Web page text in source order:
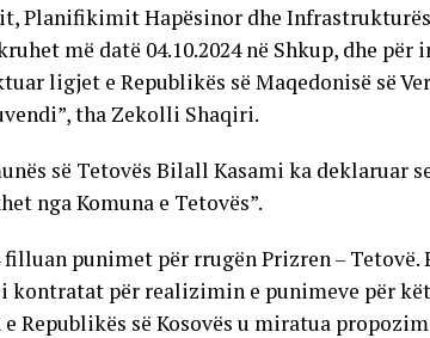
Planifikimit Hapësinor dhe Infrastrukturës
më datë 04.10.2024 në Shkup, dhe
ligjet e Republikës së Maqedonisë së
tha Zekolli Shaqiri.
së Tetovës Bilall Kasami ka deklaruar
nga Komuna e Tetovës”.
filluan punimet për rrugën Prizren – Tetovë.
kontratat për realizimin e punimeve për
e Republikës së Kosovës u miratua